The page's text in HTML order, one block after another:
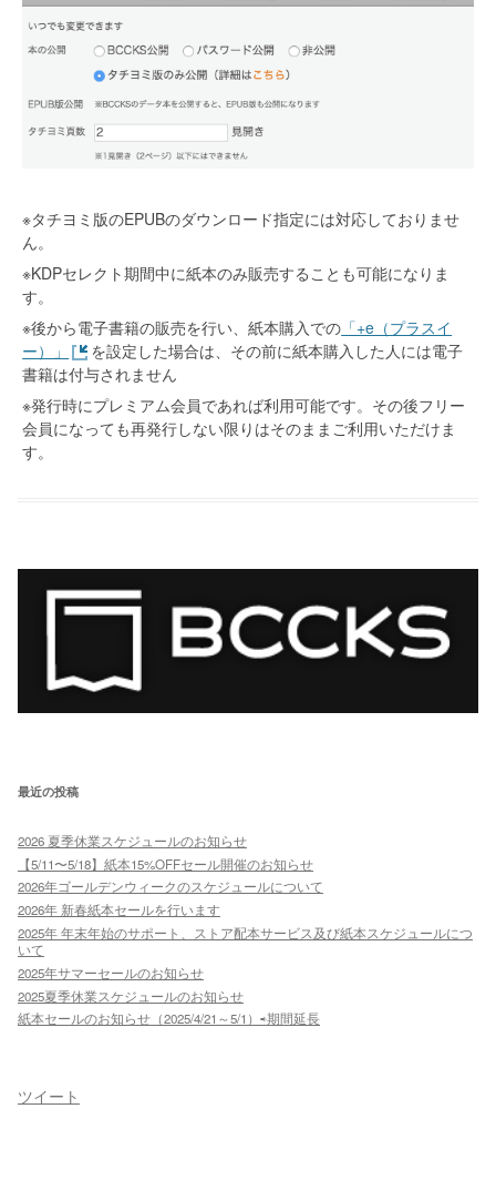
※タチヨミ版のEPUBのダウンロード指定には対応しておりませ
ん。
※KDPセレクト期間中に紙本のみ販売することも可能になりま
す。
※後から電子書籍の販売を行い、紙本購入での 「+e（プラスイ
ー）」
を設定した場合は、その前に紙本購入した人には電子
書籍は付与されません
※発行時にプレミアム会員であれば利用可能です。その後フリー
会員になっても再発行しない限りはそのままご利用いただけま
す。
最近の投稿
2026 夏季休業スケジュールのお知らせ
【5/11〜5/18】紙本15%OFFセール開催のお知らせ
2026年ゴールデンウィークのスケジュールについて
2026年 新春紙本セールを行います
2025年 年末年始のサポート、ストア配本サービス及び紙本スケジュールにつ
いて
2025年サマーセールのお知らせ
2025夏季休業スケジュールのお知らせ
紙本セールのお知らせ（2025/4/21～5/1）⇨期間延長
ツイート